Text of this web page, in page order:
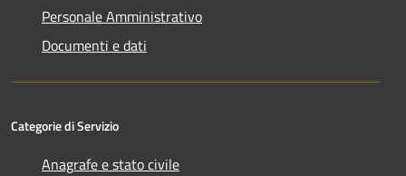
Personale Amministrativo
Documenti e dati
Categorie di Servizio
Anagrafe e stato civile